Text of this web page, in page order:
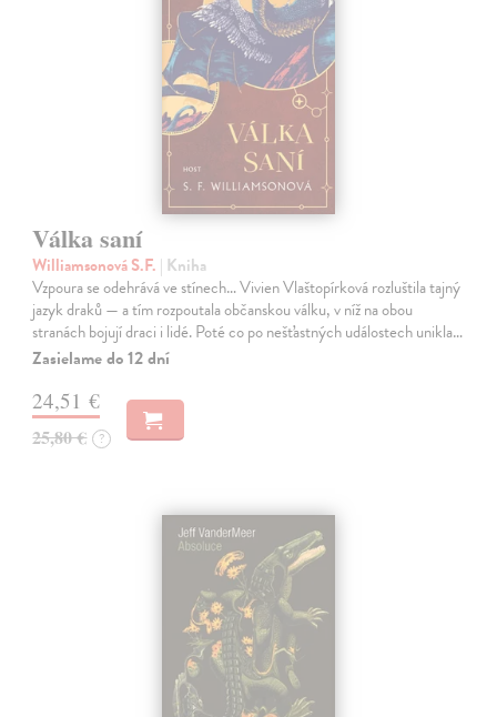
Válka saní
Williamsonová S.F. | Kniha
Vzpoura se odehrává ve stínech… Vivien Vlaštopírková rozluštila tajný
jazyk draků — a tím rozpoutala občanskou válku, v níž na obou
stranách bojují draci i lidé. Poté co po nešťastných událostech unikla…
Zasielame do 12 dní
24,51 €
25,80 € ?